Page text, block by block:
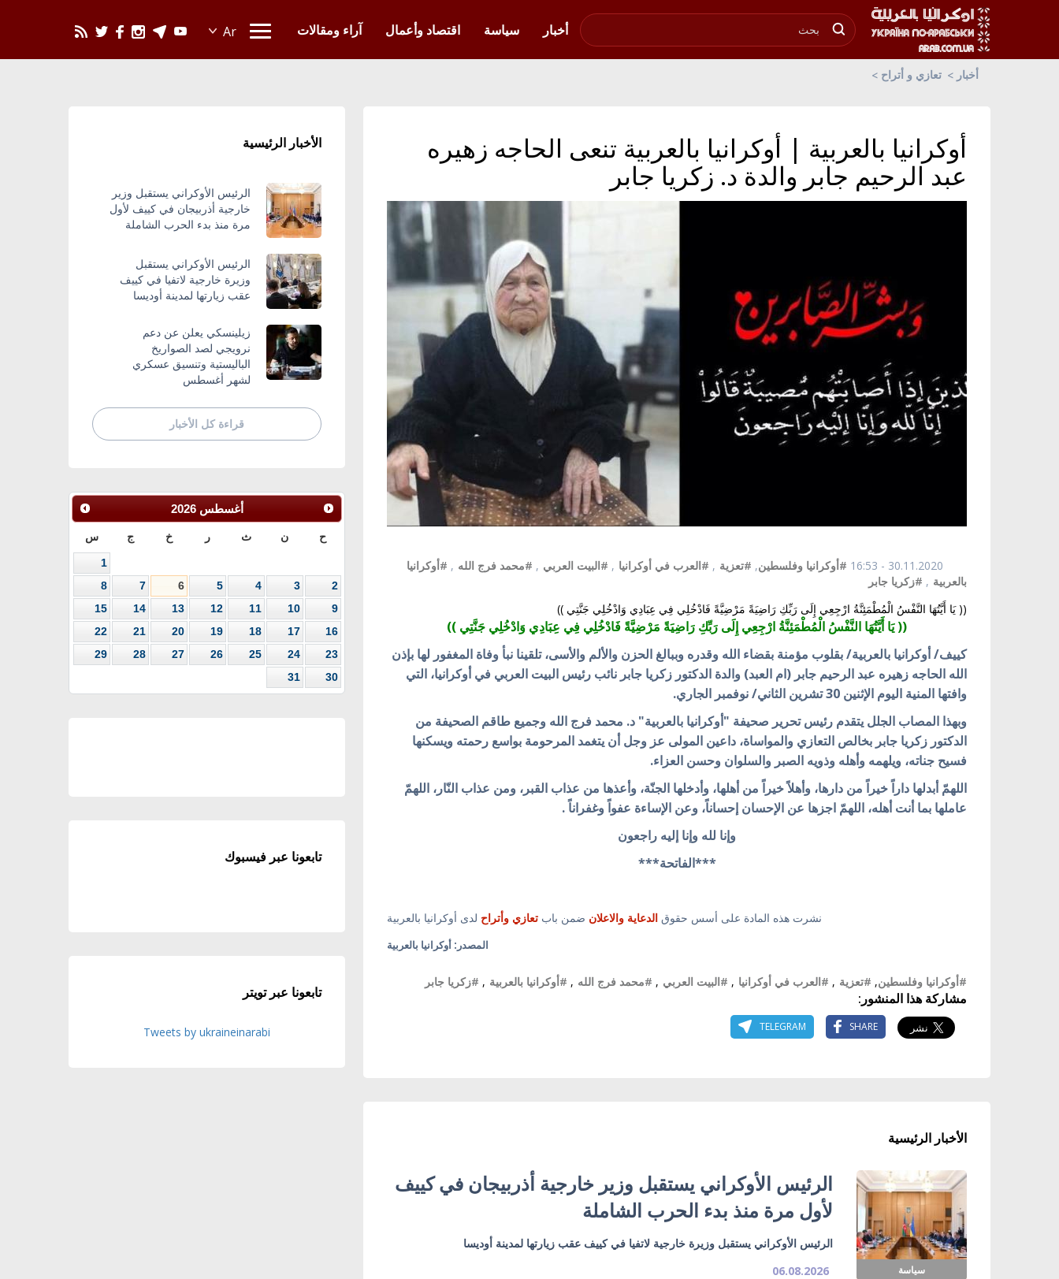
أخبار
سياسة اقتصاد وأعمال آراء ومقالات
أخبار تعازي و أتراح
أوكرانيا بالعربية | أوكرانيا بالعربية تنعى الحاجه زهيره
عبد الرحيم جابر والدة د. زكريا جابر
30.11.2020 - 16:53 #أوكرانيا وفلسطين, #تعزية , #العرب في أوكرانيا , #البيت العربي , #محمد فرج الله , #أوكرانيا
بالعربية , #زكريا جابر
(( يَا أَيَّتُهَا النَّفْسُ الْمُطْمَئِنَّةُ ارْجِعِي إِلَى رَبِّكِ رَاضِيَةً مَرْضِيَّةً فَادْخُلِي فِي عِبَادِي وَادْخُلِي جَنَّتِي ))
(( يَا أَيَّتُهَا النَّفْسُ الْمُطْمَئِنَّةُ ارْجِعِي إِلَى رَبِّكِ رَاضِيَةً مَرْضِيَّةً فَادْخُلِي فِي عِبَادِي وَادْخُلِي جَنَّتِي ))
كييف/ أوكرانيا بالعربية/ بقلوب مؤمنة بقضاء الله وقدره وببالغ الحزن والألم والأسى، تلقينا نبأ وفاة المغفور لها بإذن
الله الحاجه زهيره عبد الرحيم جابر (ام العبد) والدة الدكتور زكريا جابر نائب رئيس البيت العربي في أوكرانيا، التي
وافتها المنية اليوم الإثنين 30 تشرين الثاني/ نوفمبر الجاري.
وبهذا المصاب الجلل يتقدم رئيس تحرير صحيفة "أوكرانيا بالعربية" د. محمد فرج الله وجميع طاقم الصحيفة من
الدكتور زكريا جابر بخالص التعازي والمواساة، داعين المولى عز وجل أن يتغمد المرحومة بواسع رحمته ويسكنها
فسيح جناته، ويلهمه وأهله وذويه الصبر والسلوان وحسن العزاء.
اللهمّ أبدلها داراً خيراً من دارها، وأهلاً خيراً من أهلها، وأدخلها الجنّة، وأعذها من عذاب القبر، ومن عذاب النّار، اللهمّ
عاملها بما أنت أهله، اللهمّ اجزها عن الإحسان إحساناً، وعن الإساءة عفواً وغفراناً .
وإنا لله وإنا إليه راجعون
***الفاتحة***
نشرت هذه المادة على أسس حقوق الدعاية والاعلان ضمن باب تعازي وأتراح لدى أوكرانيا بالعربية
المصدر: أوكرانيا بالعربية
#أوكرانيا وفلسطين, #تعزية , #العرب في أوكرانيا , #البيت العربي , #محمد فرج الله , #أوكرانيا بالعربية , #زكريا جابر
مشاركة هذا المنشور:
SHARE
TELEGRAM
الأخبار الرئيسية
سياسة
الرئيس الأوكراني يستقبل وزير خارجية أذربيجان في كييف
لأول مرة منذ بدء الحرب الشاملة
الرئيس الأوكراني يستقبل وزيرة خارجية لاتفيا في كييف عقب زيارتها لمدينة أوديسا
06.08.2026
الأخبار الرئيسية
الرئيس الأوكراني يستقبل وزير
خارجية أذربيجان في كييف لأول
مرة منذ بدء الحرب الشاملة
الرئيس الأوكراني يستقبل
وزيرة خارجية لاتفيا في كييف
عقب زيارتها لمدينة أوديسا
زيلينسكي يعلن عن دعم
نرويجي لصد الصواريخ
الباليستية وتنسيق عسكري
لشهر أغسطس
قراءة كل الأخبار
أغسطس 2026
ح ن ث ر خ ج س
1
2
3
4
5
6
7
8
9
10
11
12
13
14
15
16
17
18
19
20
21
22
23
24
25
26
27
28
29
30
31
تابعونا عبر فيسبوك
تابعونا عبر تويتر
Tweets by ukraineinarabi